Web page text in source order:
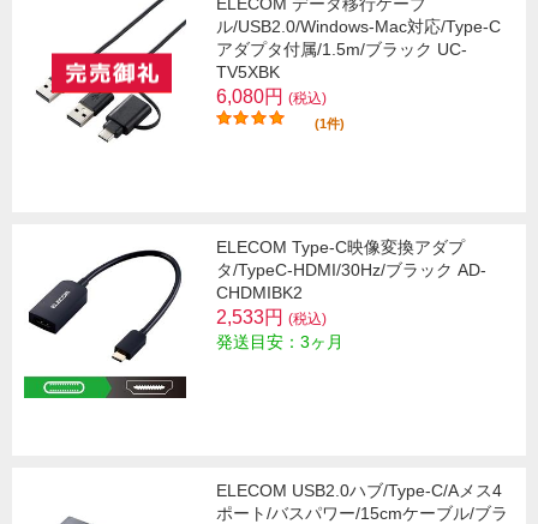
ル/USB2.0/Windows-Mac対応/Type-C
アダプタ付属/1.5m/ブラック UC-
TV5XBK
6,080円 (税込)
(1件)
ELECOM Type-C映像変換アダプ
タ/TypeC-HDMI/30Hz/ブラック AD-
CHDMIBK2
2,533円 (税込)
発送目安：3ヶ月
ELECOM USB2.0ハブ/Type-C/Aメス4
ポート/バスパワー/15cmケーブル/ブラ